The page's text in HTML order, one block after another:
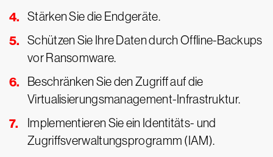
Stärken Sie die Endgeräte.
Schützen Sie Ihre Daten durch Offline-Backups
vor Ransomware.
Beschränken Sie den Zugriff auf die
Virtualisierungsmanagement-Infrastruktur.
Implementieren Sie ein Identitäts- und
Zugriffsverwaltungsprogramm (IAM).